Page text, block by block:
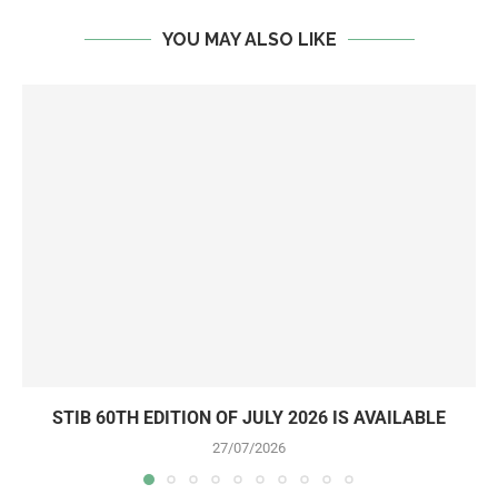
YOU MAY ALSO LIKE
STIB 60TH EDITION OF JULY 2026 IS AVAILABLE
27/07/2026